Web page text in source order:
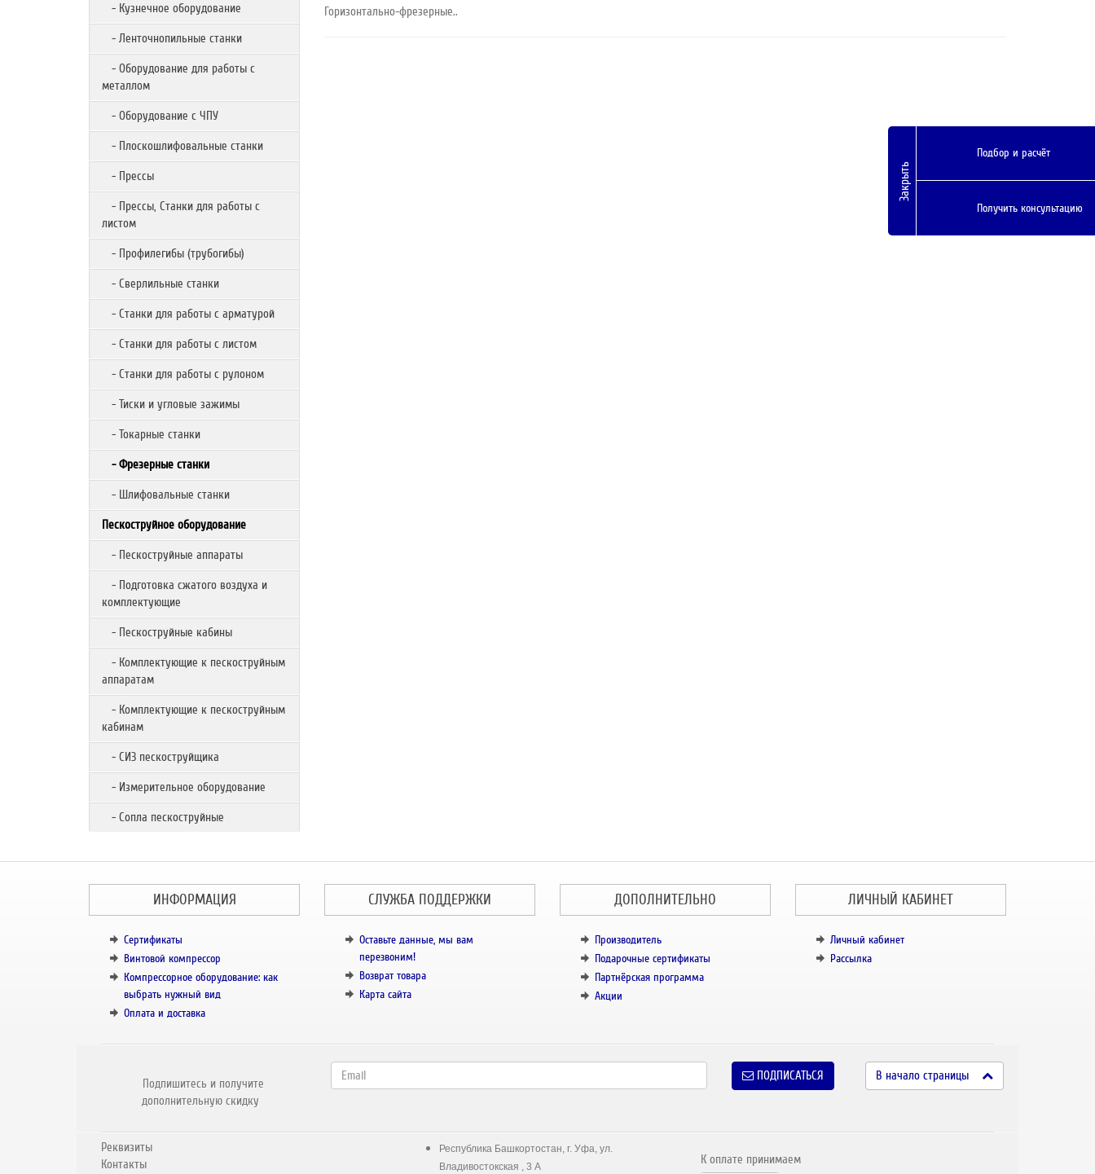
- Кузнечное оборудование
- Ленточнопильные станки
- Оборудование для работы с
металлом
- Оборудование с ЧПУ
- Плоскошлифовальные станки
- Прессы
- Прессы, Станки для работы с
листом
- Профилегибы (трубогибы)
- Сверлильные станки
- Станки для работы с арматурой
- Станки для работы с листом
- Станки для работы с рулоном
- Тиски и угловые зажимы
- Токарные станки
- Фрезерные станки
- Шлифовальные станки
Пескоструйное оборудование
- Пескоструйные аппараты
- Подготовка сжатого воздуха и
комплектующие
- Пескоструйные кабины
- Комплектующие к пескоструйным
аппаратам
- Комплектующие к пескоструйным
кабинам
- СИЗ пескоструйщика
- Измерительное оборудование
- Сопла пескоструйные
Горизонтально-фрезерные..
ИНФОРМАЦИЯ
Сертификаты
Винтовой компрессор
Компрессорное оборудование: как
выбрать нужный вид
Оплата и доставка
СЛУЖБА ПОДДЕРЖКИ
Оставьте данные, мы вам
перезвоним!
Возврат товара
Карта сайта
ДОПОЛНИТЕЛЬНО
Производитель
Подарочные сертификаты
Партнёрская программа
Акции
ЛИЧНЫЙ КАБИНЕТ
Личный кабинет
Рассылка
Подпишитесь и получите
дополнительную скидку
ПОДПИСАТЬСЯ В начало страницы
Реквизиты
Контакты
Республика Башкортостан, г. Уфа, ул.
Владивостокская , 3 А
К оплате принимаем
Закрыть
Подбор и расчёт
Получить консультацию